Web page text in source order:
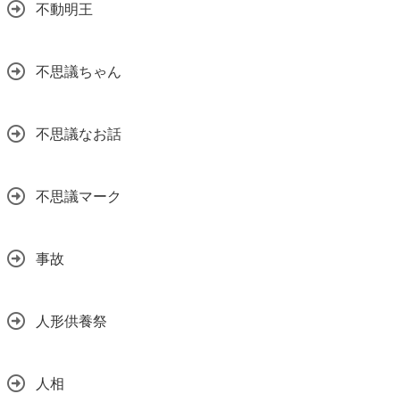
不動明王
不思議ちゃん
不思議なお話
不思議マーク
事故
人形供養祭
人相